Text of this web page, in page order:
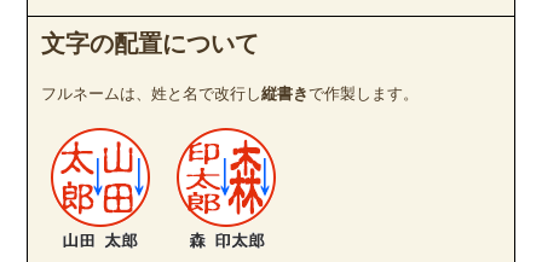
文字の配置について
フルネームは、姓と名で改行し縦書きで作製します。